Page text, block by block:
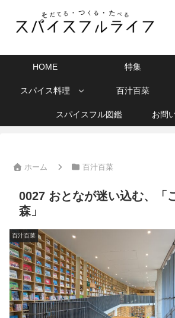
HOME 特集
スパイス料理 百汁百菜
スパイスフル図鑑 お問
ホーム 百汁百菜
0027 おとなが迷い込む、「
森」
百汁百菜